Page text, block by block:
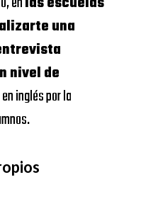
una
nivel de
inglés por la